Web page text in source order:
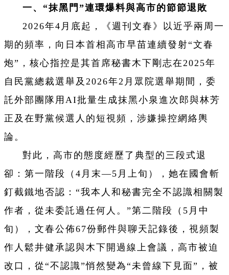
一、“抹黑門”連環爆料與高市的節節退敗
2026年4月底起，《週刊文春》以近乎兩周一
期的頻率，向日本首相高市早苗連續發射“文春
炮”，核心指控是其首席秘書木下剛志在2025年
自民黨總裁選舉及2026年2月眾院選舉期間，委
託外部團隊用AI批量生成抹黑小泉進次郎與林芳
正及在野黨候選人的短視頻，涉嫌操控網絡輿
論。
對此，高市的態度經歷了典型的三段式退
卻：第一階段（4月末—5月上旬），她在國會斬
釘截鐵地否認：“我本人和秘書完全不認識相關製
作者，從未委託過任何人。”第二階段（5月中
旬），文春公佈67份郵件與聊天記錄後，視頻製
作人鬆井健承認與木下開過線上會議，高市被迫
改口，從“不認識”悄然變為“未曾線下見面”，被